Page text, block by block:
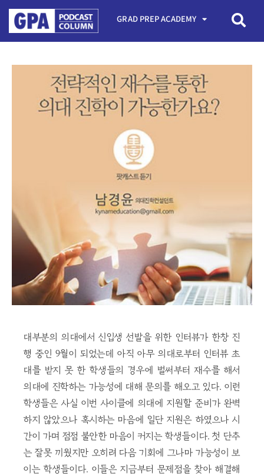
GRAD PREP ACADEMY
대부분의 의대에서 신입생 선발을 위한 인터뷰가 한창 진
행 중인 9월이 되었는데 아직 아무 의대로부터 인터뷰 초
대를 받지 못 한 학생들의 경우에 벌써부터 재수를 해서
의대에 진학하는 가능성에 대해 문의를 해오고 있다. 이런
학생들은 사실 이번 사이클에 의대에 지원할 준비가 완벽
하지 않았으나 혹시하는 마음에 일단 지원은 하였으나 시
간이 가며 점점 불안한 마음이 커지는 학생들이다. 첫 단추
는 잘못 끼웠지만 오히려 다음 기회에 그나마 가능성이 보
이는 학생들이다. 이들은 지금부터 문제점을 찾아 해결해